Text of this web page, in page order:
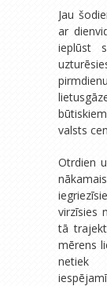
Jau
ar
ieplūst
valsts
Otrdien
virzīsies
tā
mērens
netiek